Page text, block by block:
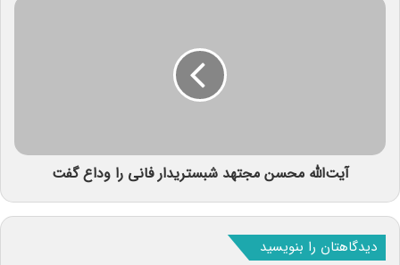
آیت‌الله محسن مجتهد شبستریدار فانی را وداع گفت
دیدگاهتان را بنویسید